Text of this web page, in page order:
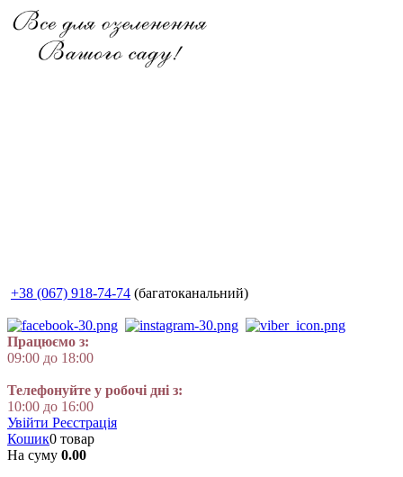
+38 (067) 918-74-74 (багатоканальний)
Працюємо з:
09:00 до 18:00
Телефонуйте у робочі дні з:
10:00 до 16:00
Увійти Реєстрація
Кошик0 товар
На суму 0.00